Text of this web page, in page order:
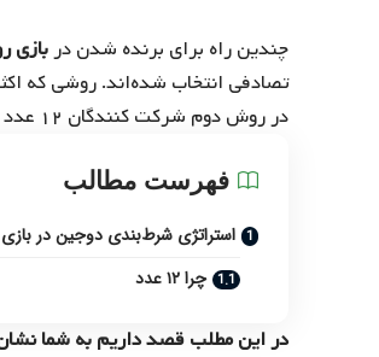
چندین راه برای برنده شدن دربازی
تصادفی انتخاب شده‌اند. روشی که
در روش دوم شركت كنندگان ۱۲ عدد (كمتر از یك سوم چرخ) را انتخاب كرده و روی همان اعداد شرط می‌بندند.
فهرست مطالب
استراتژی شرط‌بندی دوجین در
چرا ۱۲ عدد